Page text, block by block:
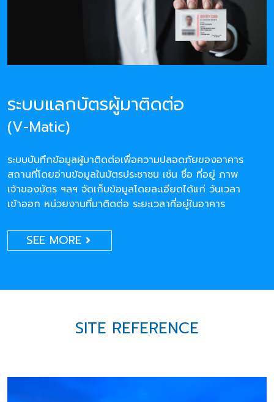
ระบบแลกบัตรผู้มาติดต่อ
(V-Matic)
ระบบบันทึกข้อมูลผู้มาติดต่อเพื่อความปลอดภัยของอาคาร
สถานที่โดยอ่านข้อมูลในบัตรประชาชน เช่น ชื่อ ที่อยู่ ภาพ
เจ้าของบัตร ฯลฯ จัดเก็บข้อมูลโดยละเอียดได้แก่ วันเวลา
เข้าออก หน่วยงานที่มาติดต่อ ระยะเวลาที่อยู่ในอาคาร
SEE MORE
SITE REFERENCE